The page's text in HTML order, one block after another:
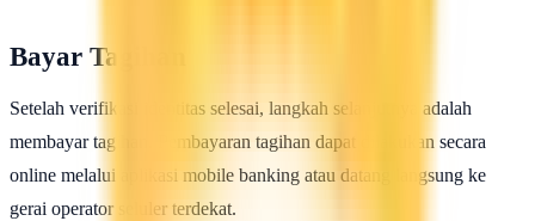
Bayar Tagihan
Setelah verifikasi identitas selesai, langkah selanjutnya adalah
membayar tagihan. Pembayaran tagihan dapat dilakukan secara
online melalui aplikasi mobile banking atau datang langsung ke
gerai operator seluler terdekat.